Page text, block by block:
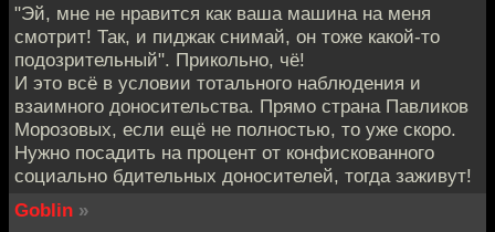
"Эй, мне не нравится как ваша машина на меня
смотрит! Так, и пиджак снимай, он тоже какой-то
подозрительный". Прикольно, чё!
И это всё в условии тотального наблюдения и
взаимного доносительства. Прямо страна Павликов
Морозовых, если ещё не полностью, то уже скоро.
Нужно посадить на процент от конфискованного
социально бдительных доносителей, тогда заживут!
Goblin »